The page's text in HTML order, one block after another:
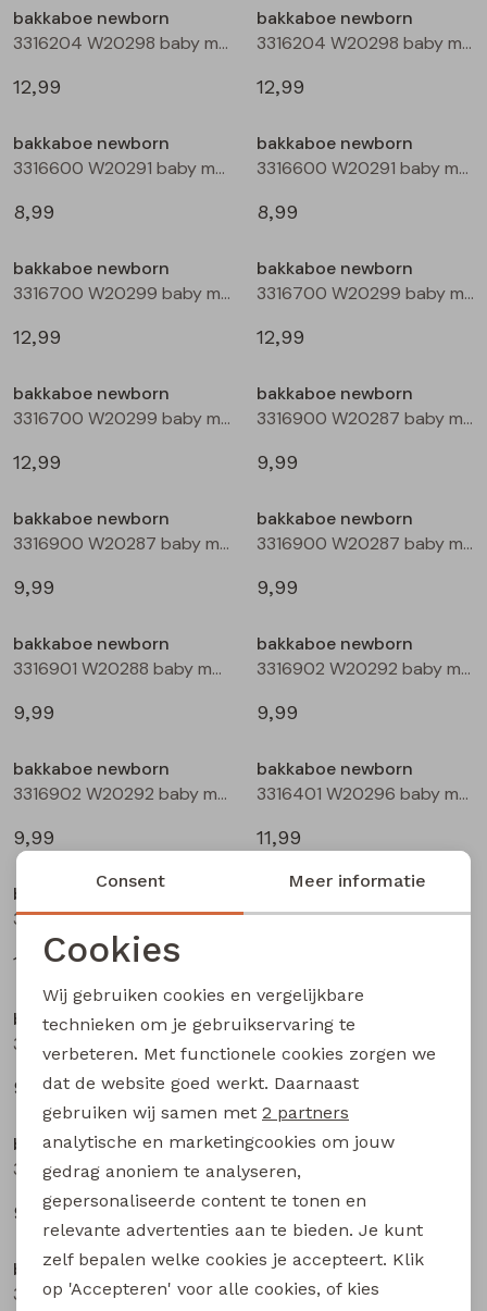
Blouses lange mouw
Pullover
Gilet spencers
Blazers
Bermuda's
Lange broeken
Bermuda's
Jackjes
Bermudas
Leggings
Lange broeken
Lange broeken
Rokken
T-shirts lange mouw
Vesten
bakkaboe newborn
3316204 W20298 baby meisjes lange broek Ecru
12,99
bakkaboe newborn
3316204 W20298 baby meisjes lange broek Rose
12,99
bakkaboe newborn
3316600 W20291 baby meisjes T-shirt lm Ecru melee
8,99
bakkaboe newborn
3316600 W20291 baby meisjes T-shirt lm Peach
8,99
bakkaboe newborn
3316700 W20299 baby meisjes jurk Mauve
12,99
bakkaboe newborn
3316700 W20299 baby meisjes jurk Aubergine
12,99
bakkaboe newborn
3316700 W20299 baby meisjes jurk Taupe
12,99
bakkaboe newborn
3316900 W20287 baby meisjes basismode Ecru
9,99
bakkaboe newborn
3316900 W20287 baby meisjes basismode Peach
9,99
bakkaboe newborn
3316900 W20287 baby meisjes basismode Rose
9,99
bakkaboe newborn
3316901 W20288 baby meisjes basismode Rose
9,99
bakkaboe newborn
3316902 W20292 baby meisjes basismode Ecru
9,99
bakkaboe newborn
3316902 W20292 baby meisjes basismode Peach
9,99
bakkaboe newborn
3316401 W20296 baby meisjes sweatshirt Ecru
11,99
bakkaboe newborn
3316401 W20296 baby meisjes sweatshirt Rose
11,99
bakkaboe newborn
3316401 W20296 baby meisjes sweatshirt Paars donker
bakkaboe newborn
3316202 W20293 baby meisjes lange broek Ecru
9,99
bakkaboe newborn
9,99
bakkaboe newborn
3316202 W20293 baby meisjes lange broek Aubergine
9,99
bakkaboe newborn
12,99
bakkaboe newborn
3316203 W20294 baby meisjes lange broek Peach
bakkaboe newborn
Noodzakelijke cookies
Analytische cookies
Marketing cookies
Consent Meer informatie
Cookies
Wij gebruiken cookies en vergelijkbare
technieken om je gebruikservaring te
verbeteren. Met functionele cookies zorgen we
dat de website goed werkt. Daarnaast
gebruiken wij samen met 2 partners
analytische en marketingcookies om jouw
gedrag anoniem te analyseren,
gepersonaliseerde content te tonen en
relevante advertenties aan te bieden. Je kunt
zelf bepalen welke cookies je accepteert. Klik
op 'Accepteren' voor alle cookies, of kies